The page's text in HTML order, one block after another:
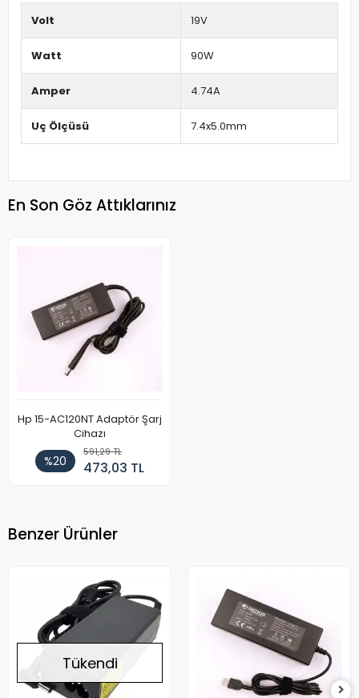
Volt 19V
Watt 90W
Amper 4.74A
Uç Ölçüsü 7.4x5.0mm
En Son Göz Attıklarınız
Hp 15-AC120NT Adaptör Şarj
Cihazı
%20
591,29 TL
473,03 TL
Benzer Ürünler
Tükendi